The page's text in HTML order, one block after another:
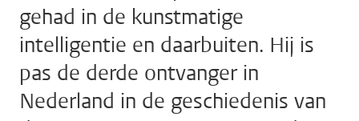
gehad in de kunstmatige
intelligentie en daarbuiten. Hij is
pas de derde ontvanger in
Nederland in de geschiedenis van